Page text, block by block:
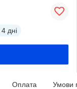
4 дні
Оплата Умови